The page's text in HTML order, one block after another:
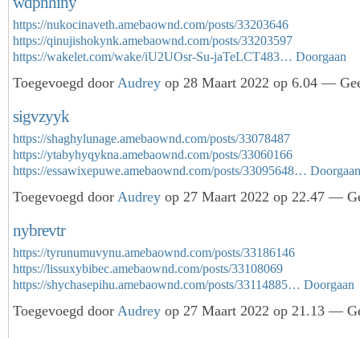
https://nukocinaveth.amebaownd.com/posts/33203646
https://qinujishokynk.amebaownd.com/posts/33203597
https://wakelet.com/wake/iU2UOsr-Su-jaTeLCT483… Doorgaan
Toegevoegd door Audrey op 28 Maart 2022 op 6.04 —
sigvzyyk
https://shaghylunage.amebaownd.com/posts/33078487
https://ytabyhyqykna.amebaownd.com/posts/33060166
https://essawixepuwe.amebaownd.com/posts/33095648… Doorgaan
Toegevoegd door Audrey op 27 Maart 2022 op 22.47 —
nybrevtr
https://tyrunumuvynu.amebaownd.com/posts/33186146
https://lissuxybibec.amebaownd.com/posts/33108069
https://shychasepihu.amebaownd.com/posts/33114885… Doorgaan
Toegevoegd door Audrey op 27 Maart 2022 op 21.13 —